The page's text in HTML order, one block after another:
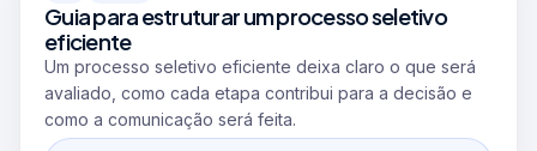
Guia para estruturar um processo seletivo
eficiente
Um processo seletivo eficiente deixa claro o que será
avaliado, como cada etapa contribui para a decisão e
como a comunicação será feita.